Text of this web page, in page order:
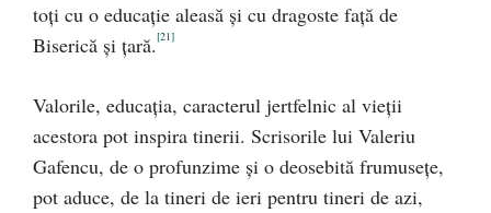
toţi cu o educaţie aleasă şi cu dragoste faţă de
Biserică şi ţară.[21]
Valorile, educaţia, caracterul jertfelnic al vieţii
acestora pot inspira tinerii. Scrisorile lui Valeriu
Gafencu, de o profunzime şi o deosebită frumuseţe,
pot aduce, de la tineri de ieri pentru tineri de azi,